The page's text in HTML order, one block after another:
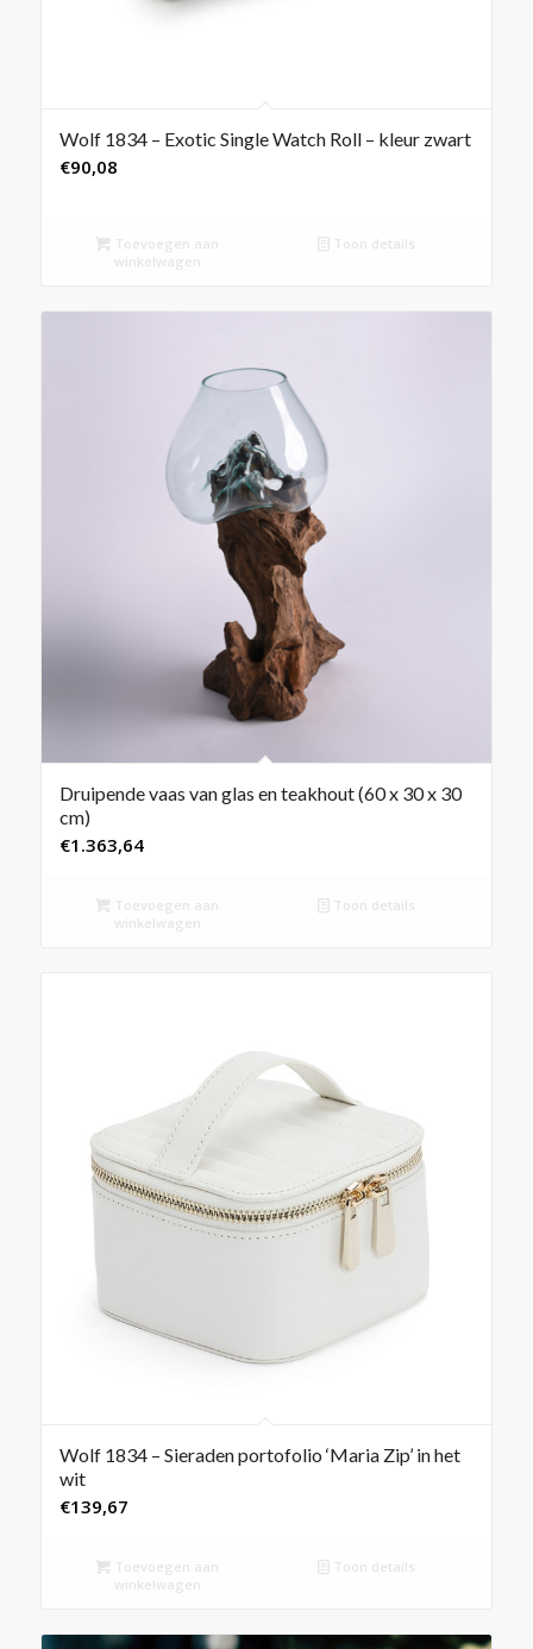
Wolf 1834 – Exotic Single Watch Roll – kleur zwart
€90,08
Toevoegen aan
winkelwagen
Toon details
Druipende vaas van glas en teakhout (60 x 30 x 30
cm)
€1.363,64
Toevoegen aan
winkelwagen
Toon details
Wolf 1834 – Sieraden portofolio ‘Maria Zip’ in het
wit
€139,67
Toevoegen aan
winkelwagen
Toon details